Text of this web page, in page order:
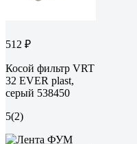
512 ₽
Косой фильтр VRT
32 EVER plast,
серый 538450
5(2)